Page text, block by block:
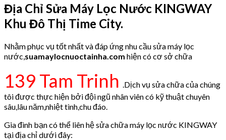
Địa Chỉ Sửa Máy Lọc Nước KINGWAY
Khu Đô Thị Time City.
Nhằm phục vụ tốt nhất và đáp ứng nhu cầu sửa máy lọc
nước, suamaylocnuoctainha.com hiện có cơ sở chữa
139 Tam Trinh
.Dịch vụ sửa chữa của chúng
tôi được thực hiện bởi đội ngũ nhân viên có kỹ thuật chuyên
sâu,lâu năm,nhiệt tình,chu đáo.
Gia đình bạn có thể liên hệ sửa chữa máy lọc nước KINGWAY
tại địa chỉ dưới đây: